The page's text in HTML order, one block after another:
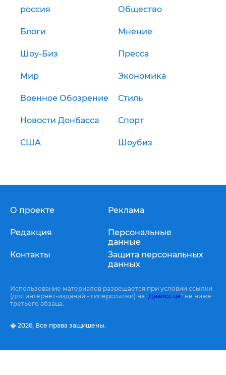
россия Общество
Блоги Мнение
Шоу-Биз Пресса
Мир Экономика
Военное Обозрение Стиль
Новости Донбасса Спорт
США Шоубиз
О проекте
Редакция
Контакты
Реклама
Персональные
данные
Защита персональных
данных
Использование материалов разрешается при условии ссылки
(для интернет-изданий - гиперссылки) на "Диалог.ua" не ниже
третьего абзаца.
� 2026, Все права защищены.